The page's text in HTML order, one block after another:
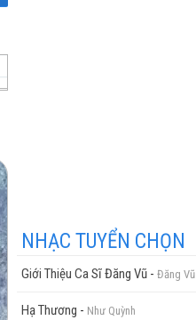
NHẠC TUYỂN CHỌN
Giới Thiệu Ca Sĩ Đăng Vũ - Đăng Vũ
Hạ Thương - Như Quỳnh